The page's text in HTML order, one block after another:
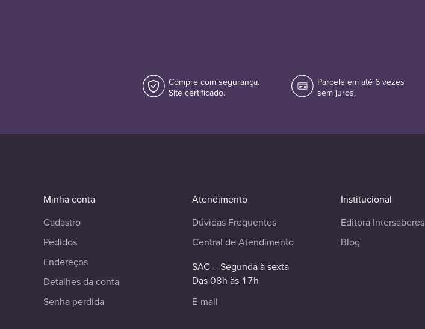
Compre com segurança.
Site certificado.
Parcele em até 6 vezes
sem juros.
Minha conta
Cadastro
Pedidos
Endereços
Detalhes da conta
Senha perdida
Atendimento
Dúvidas Frequentes
Central de Atendimento
SAC – Segunda à sexta
Das 08h às 17h
E-mail
Institucional
Editora Intersaberes
Blog